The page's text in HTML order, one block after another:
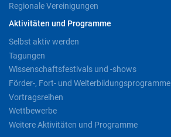
Regionale Vereinigungen
Aktivitäten und Programme
Selbst aktiv werden
Tagungen
Wissenschaftsfestivals und -shows
Förder-, Fort- und Weiterbildungsprogramme
Vortragsreihen
Wettbewerbe
Weitere Aktivitäten und Programme